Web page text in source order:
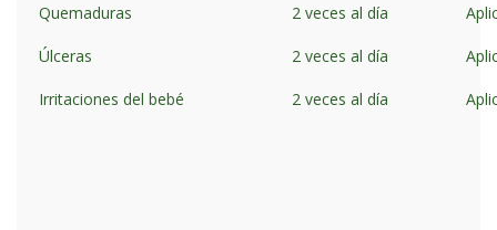
Quemaduras 2 veces al día
Úlceras 2 veces al día
Irritaciones del bebé 2 veces al día